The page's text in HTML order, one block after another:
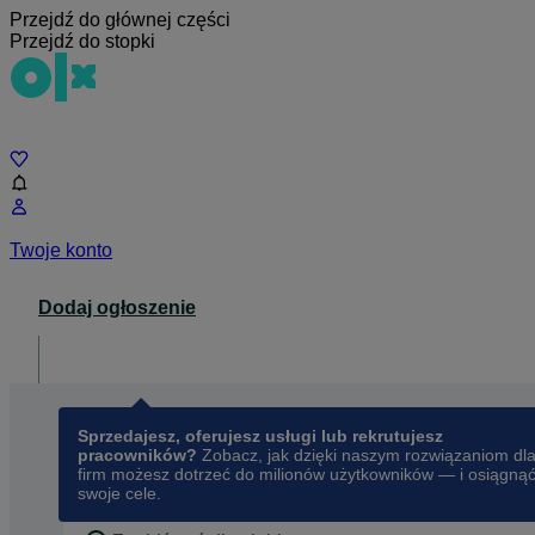
Przejdź do głównej części
Przejdź do stopki
Twoje konto
Dodaj ogłoszenie
Sprzedajesz, oferujesz usługi lub rekrutujesz
pracowników? Zobacz, jak dzięki naszym rozwiązaniom dla
firm możesz dotrzeć do milionów użytkowników — i osiągnąć
swoje cele.